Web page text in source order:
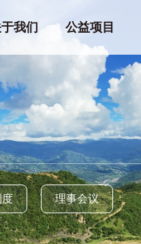
我们 公益项目
理事会议